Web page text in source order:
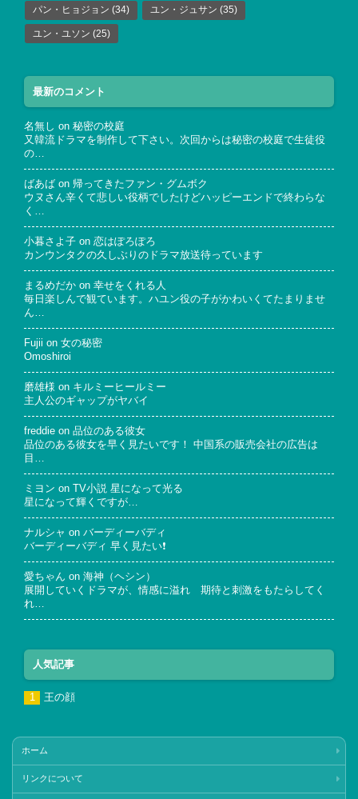
パン・ヒョジョン (34) ユン・ジュサン (35)
ユン・ユソン (25)
最新のコメント
名無し on 秘密の校庭
又韓流ドラマを制作して下さい。次回からは秘密の校庭で生徒役
の…
ばあば on 帰ってきたファン・グムボク
ウヌさん辛くて悲しい役柄でしたけどハッピーエンドで終わらな
く…
小暮さよ子 on 恋はぽろぽろ
カンウンタクの久しぶりのドラマ放送待っています
まるめだか on 幸せをくれる人
毎日楽しんで観ています。ハユン役の子がかわいくてたまりませ
ん…
Fujii on 女の秘密
Omoshiroi
磨雄様 on キルミーヒールミー
主人公のギャップがヤバイ
freddie on 品位のある彼女
品位のある彼女を早く見たいです！ 中国系の販売会社の広告は
目…
ミヨン on
TV小説 星になって光る
星になって輝くですが…
ナルシャ on バーディーバディ
バーディーバディ 早く見たい❗
愛ちゃん on 海神（ヘシン）
展開していくドラマが、情感に溢れ 期待と刺激をもたらしてく
れ…
人気記事
王の顔
ホーム
リンクについて